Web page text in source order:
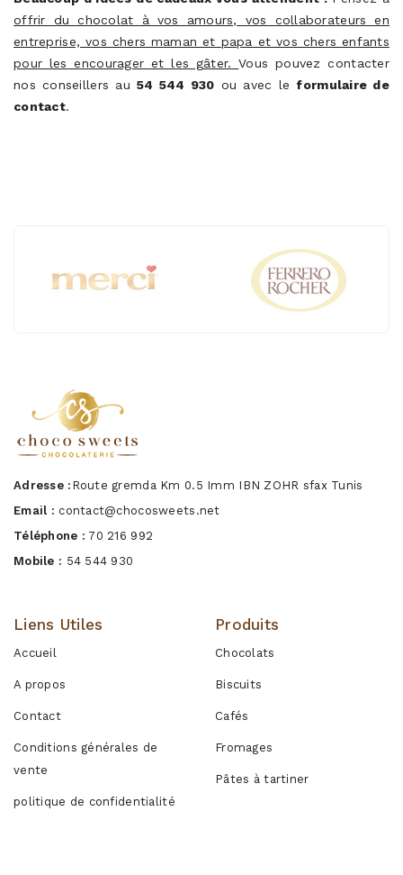
offrir du chocolat à vos amours, vos collaborateurs en
entreprise, vos chers maman et papa et vos chers enfants
pour les encourager et les gâter.Vous pouvez contacter
nos conseillers au 54 544 930 ou avec leformulaire de
contact.
Adresse : Route gremda Km 0.5 Imm IBN ZOHR sfax Tunis
Email : contact@chocosweets.net
Téléphone : 70 216 992
Mobile : 54 544 930
Liens Utiles
Accueil
A propos
Contact
Conditions générales de
vente
politique de confidentialité
Produits
Chocolats
Biscuits
Cafés
Fromages
Pâtes à tartiner